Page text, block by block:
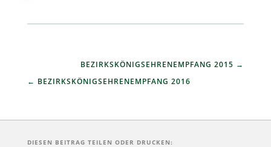
BEZIRKSKÖNIGSEHRENEMPFANG 2015
BEZIRKSKÖNIGSEHRENEMPFANG 2016
DIESEN BEITRAG TEILEN ODER DRUCKEN: